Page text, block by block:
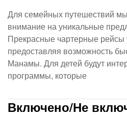
Для семейных путешествий
внимание на уникальные
Прекрасные чартерные рейсы
предоставляя возможность
Манамы. Для детей будут
программы, которые
Включено/Не